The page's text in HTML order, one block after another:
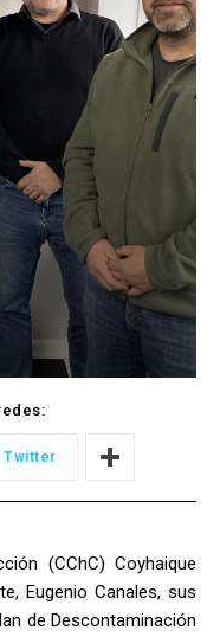
Twitter
(CChC) Coyhaique
Eugenio Canales, sus
de Descontaminación